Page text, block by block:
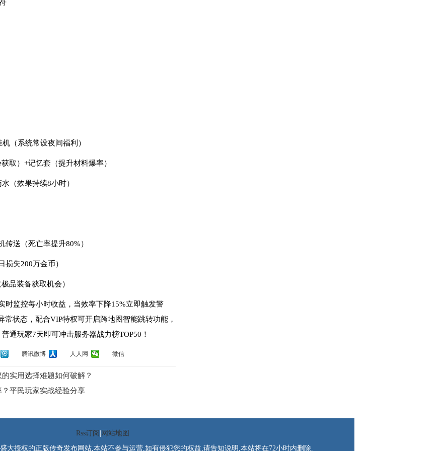
（系统常设夜间福利）
取）+记忆套（提升材料爆率）
（效果持续8小时）
送（死亡率提升80%）
损失200万金币）
品装备获取机会）
时监控每小时收益，当效率下降15%立即触发警
状态，配合VIP特权可开启跨地图智能跳转功能，
通玩家7天即可冲击服务器战力榜TOP50！
腾讯微博 人人网 微信
实用选择难题如何破解？
平民玩家实战经验分享
Rss订阅 网站地图
大授权的正版传奇发布网站,本站不参与运营,如有侵犯您的权益,请告知说明,本站将在72小时内删除.